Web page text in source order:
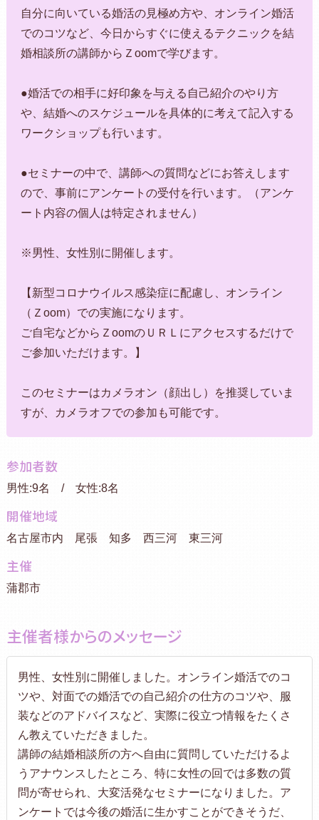
自分に向いている婚活の見極め方や、オンライン婚活
でのコツなど、今日からすぐに使えるテクニックを結
婚相談所の講師からＺoomで学びます。
●婚活での相手に好印象を与える自己紹介のやり方
や、結婚へのスケジュールを具体的に考えて記入する
ワークショップも行います。
●セミナーの中で、講師への質問などにお答えします
ので、事前にアンケートの受付を行います。（アンケ
ート内容の個人は特定されません）
※男性、女性別に開催します。
【新型コロナウイルス感染症に配慮し、オンライン
（Ｚoom）での実施になります。
ご自宅などからＺoomのＵＲＬにアクセスするだけで
ご参加いただけます。】
このセミナーはカメラオン（顔出し）を推奨していま
すが、カメラオフでの参加も可能です。
参加者数
男性:9名 / 女性:8名
開催地域
名古屋市内 尾張 知多 西三河 東三河
主催
蒲郡市
主催者様からのメッセージ
男性、女性別に開催しました。オンライン婚活でのコ
ツや、対面での婚活での自己紹介の仕方のコツや、服
装などのアドバイスなど、実際に役立つ情報をたくさ
ん教えていただきました。
講師の結婚相談所の方へ自由に質問していただけるよ
うアナウンスしたところ、特に女性の回では多数の質
問が寄せられ、大変活発なセミナーになりました。ア
ンケートでは今後の婚活に生かすことができそうだ、